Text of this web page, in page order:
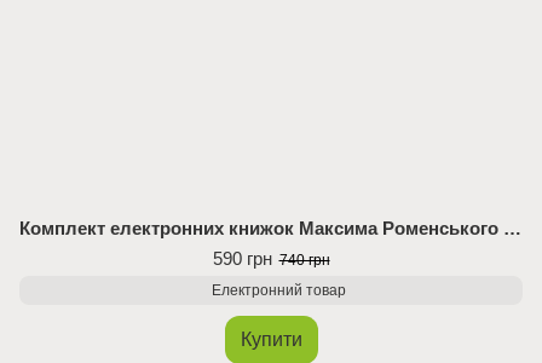
Комплект електронних книжок Максима Роменського «Відріж себе ніжно» + «Кар’єрна сепарація»
590 грн 740 грн
Електронний товар
Купити